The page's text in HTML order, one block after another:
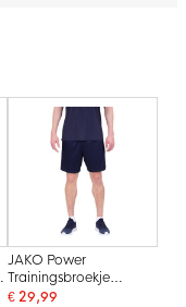
JAKO Power
Trainingsbroekje
Donkerblauw
€ 29,99